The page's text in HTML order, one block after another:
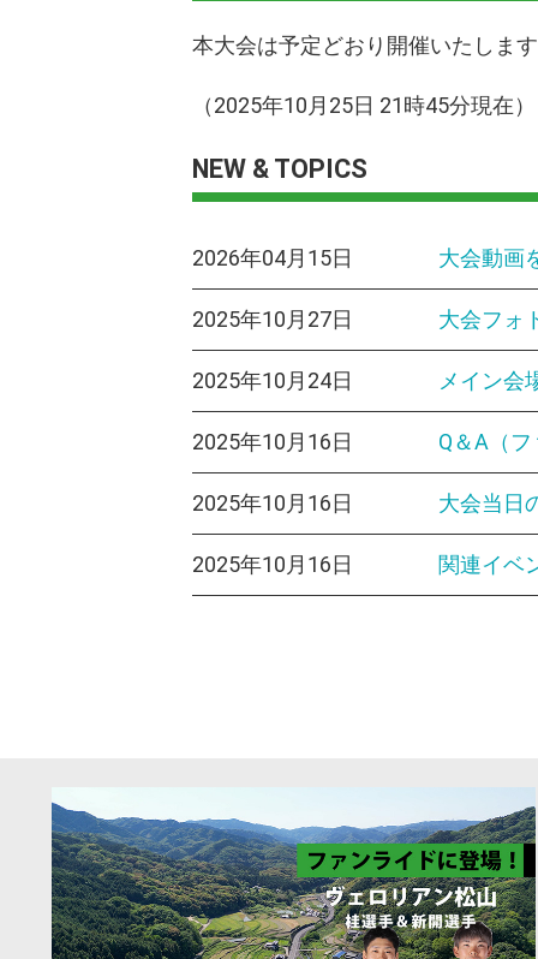
本大会は予定どおり開催いたしま
（2025年10月25日 21時45分現在）
NEW & TOPICS
2026年04月15日 大会動画
2025年10月27日 大会フォ
2025年10月24日 メイン会
2025年10月16日 Q＆A（
2025年10月16日 大会当日
2025年10月16日 関連イベ